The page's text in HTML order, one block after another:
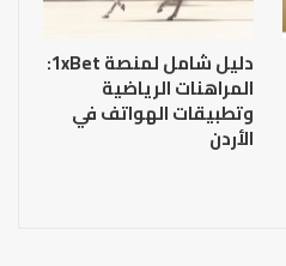
دليل شامل لمنصة 1xBet:
المراهنات الرياضية
وتطبيقات الهواتف في
الأردن